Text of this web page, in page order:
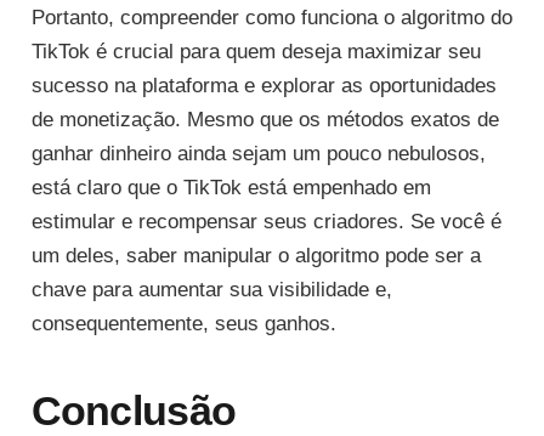
Portanto, compreender como funciona o algoritmo do
TikTok é crucial para quem deseja maximizar seu
sucesso na plataforma e explorar as oportunidades
de monetização. Mesmo que os métodos exatos de
ganhar dinheiro ainda sejam um pouco nebulosos,
está claro que o TikTok está empenhado em
estimular e recompensar seus criadores. Se você é
um deles, saber manipular o algoritmo pode ser a
chave para aumentar sua visibilidade e,
consequentemente, seus ganhos.
Conclusão